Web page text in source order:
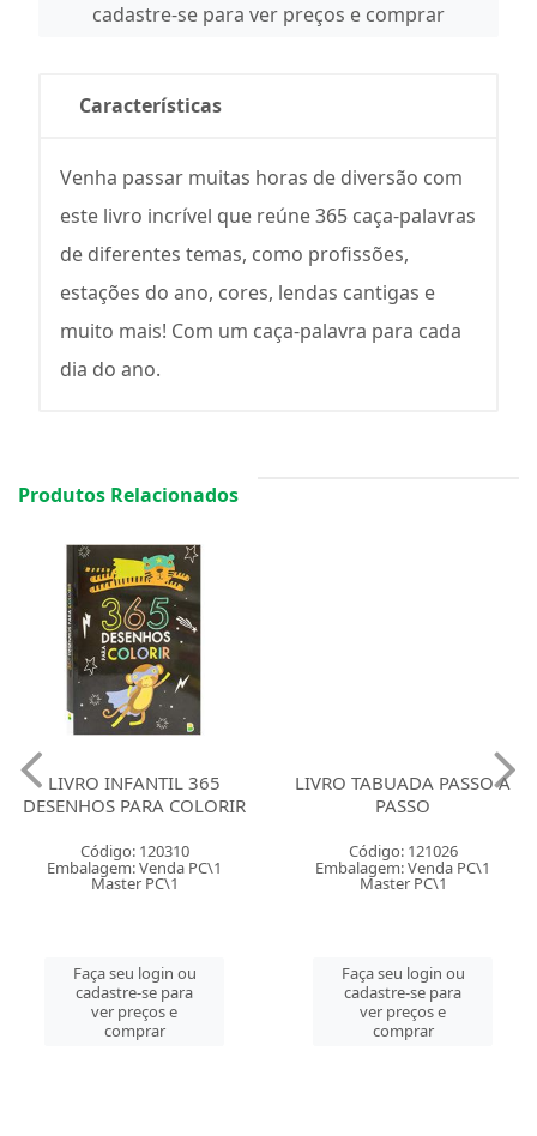
cadastre-se para ver preços e comprar
Características
Venha passar muitas horas de diversão com
este livro incrível que reúne 365 caça-palavras
de diferentes temas, como profissões,
estações do ano, cores, lendas cantigas e
muito mais! Com um caça-palavra para cada
dia do ano.
Produtos Relacionados
LIVRO INFANTIL 365
DESENHOS PARA COLORIR
Código: 120310
Embalagem: Venda PC\1
Master PC\1
Faça seu login ou
cadastre-se para
ver preços e
comprar
LIVRO TABUADA PASSO A
PASSO
Código: 121026
Embalagem: Venda PC\1
Master PC\1
Faça seu login ou
cadastre-se para
ver preços e
comprar